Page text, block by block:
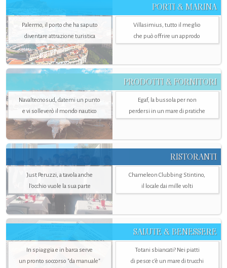
PORTI & MARINA
Palermo, il porto che ha saputo
diventare attrazione turistica
Villasimius, tutto il meglio
che può offrire un approdo
PRODOTTI & FORNITORI
Navaltecnosud, datemi un punto
e vi solleverò il mondo nautico
Egaf, la bussola per non
perdersi in un mare di pratiche
RISTORANTI
Just Peruzzi, a tavola anche
l’occhio vuole la sua parte
Chameleon Clubbing Stintino,
il locale dai mille volti
SALUTE & BENESSERE
In spiaggia e in barca serve
un pronto soccorso "da manuale"
Totani sbiancati? Nei piatti
di pesce c'è un mare di trucchi